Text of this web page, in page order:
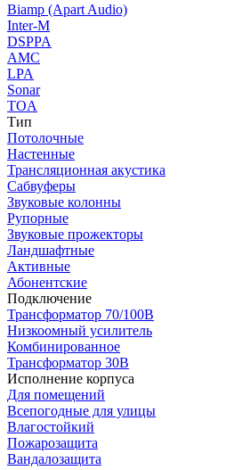
Biamp (Apart Audio)
Inter-M
DSPPA
AMC
LPA
Sonar
TOA
Тип
Потолочные
Настенные
Трансляционная акустика
Сабвуферы
Звуковые колонны
Рупорные
Звуковые прожекторы
Ландшафтные
Активные
Абонентские
Подключение
Трансформатор 70/100В
Низкоомный усилитель
Комбинированное
Трансформатор 30В
Исполнение корпуса
Для помещений
Всепогодные для улицы
Влагостойкий
Пожарозащита
Вандалозащита